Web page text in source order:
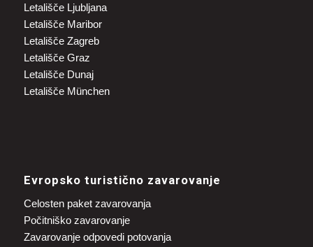
Letališče Ljubljana
Letališče Maribor
Letališče Zagreb
Letališče Graz
Letališče Dunaj
Letališče München
Evropsko turistično zavarovanje
Celosten paket zavarovanja
Počitniško zavarovanje
Zavarovanje odpovedi potovanja